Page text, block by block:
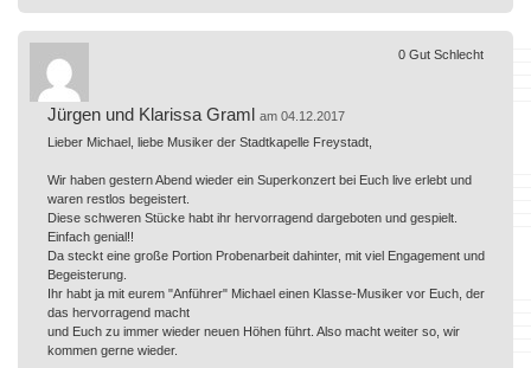
Jürgen und Klarissa Graml am 04.12.2017
Lieber Michael, liebe Musiker der Stadtkapelle Freystadt,
Wir haben gestern Abend wieder ein Superkonzert bei Euch live erlebt und
waren restlos begeistert.
Diese schweren Stücke habt ihr hervorragend dargeboten und gespielt.
Einfach genial!!
Da steckt eine große Portion Probenarbeit dahinter, mit viel Engagement und
Begeisterung.
Ihr habt ja mit eurem "Anführer" Michael einen Klasse-Musiker vor Euch, der
das hervorragend macht
und Euch zu immer wieder neuen Höhen führt. Also macht weiter so, wir
kommen gerne wieder.
0 Gut Schlecht